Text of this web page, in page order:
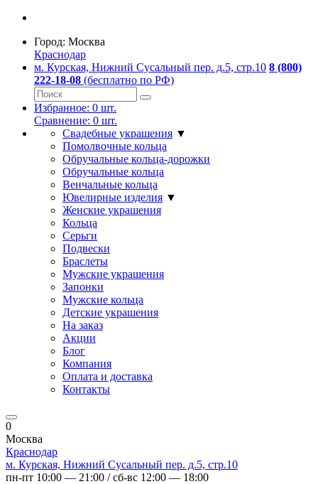
Город: Москва
Краснодар
м. Курская, Нижний Сусальный пер. д.5, стр.10 8 (800)
222-18-08 (бесплатно по РФ)
Избранное: 0 шт.
Сравнение: 0 шт.
Свадебные украшения ▼
Помолвочные кольца
Обручальные кольца-дорожки
Обручальные кольца
Венчальные кольца
Ювелирные изделия ▼
Женские украшения
Кольца
Серьги
Подвески
Браслеты
Мужские украшения
Запонки
Мужские кольца
Детские украшения
На заказ
Акции
Блог
Компания
Оплата и доставка
Контакты
0
Москва
Краснодар
м. Курская, Нижний Сусальный пер. д.5, стр.10
пн-пт 10:00 — 21:00 / сб-вс 12:00 — 18:00